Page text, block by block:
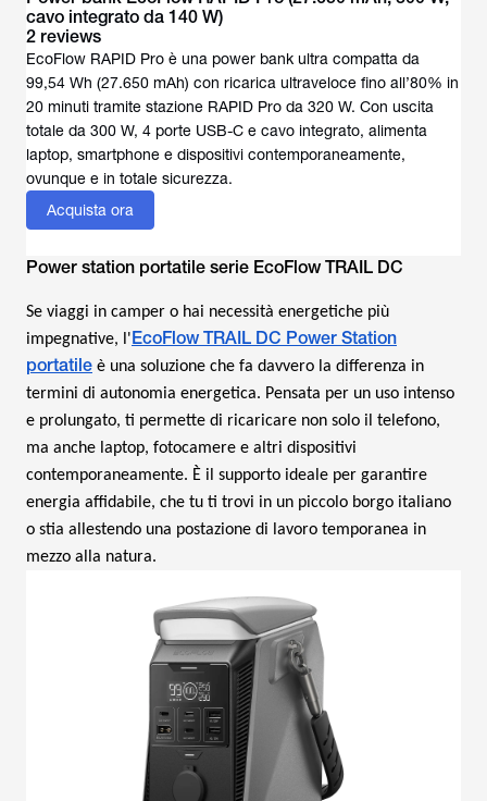
cavo integrato da 140 W)
2 reviews
EcoFlow RAPID Pro è una power bank ultra compatta da
99,54 Wh (27.650 mAh) con ricarica ultraveloce fino all’80% in
20 minuti tramite stazione RAPID Pro da 320 W. Con uscita
totale da 300 W, 4 porte USB-C e cavo integrato, alimenta
laptop, smartphone e dispositivi contemporaneamente,
ovunque e in totale sicurezza.
Acquista ora
Power station portatile serie EcoFlow TRAIL DC
Se viaggi in camper o hai necessità energetiche più
impegnative, l'EcoFlow TRAIL DC Power Station
portatile è una soluzione che fa davvero la differenza in
termini di autonomia energetica. Pensata per un uso intenso
e prolungato, ti permette di ricaricare non solo il telefono,
ma anche laptop, fotocamere e altri dispositivi
contemporaneamente. È il supporto ideale per garantire
energia affidabile, che tu ti trovi in un piccolo borgo italiano
o stia allestendo una postazione di lavoro temporanea in
mezzo alla natura.